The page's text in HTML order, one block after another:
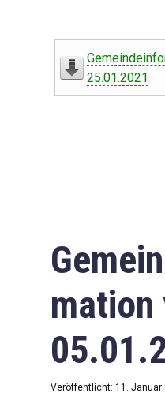
25.01.2021
mation
Veröffentlicht: 11. Januar